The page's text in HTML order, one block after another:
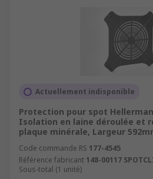
Actuellement indisponible
Protection pour spot
Isolation en laine déroulée et
plaque minérale, Largeur
Code commande RS 177-4545
Référence fabricant 148-00117
Sous-total (1 unité)